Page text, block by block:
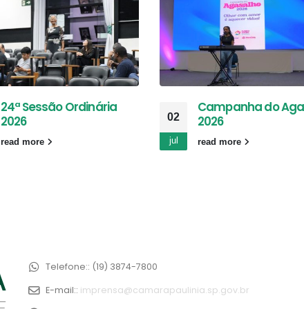
24ª Sessão Ordinária
2026
read more
02
jul
Campanha do
2026
read more
Telefone:: (19) 3874-7800
E-mail:: imprensa@camarapaulinia.sp.gov.br